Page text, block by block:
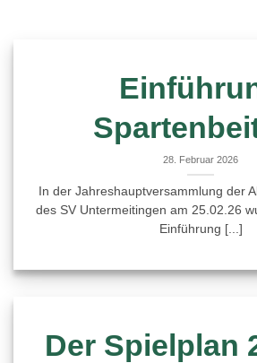
28. Februar 2026
In der Jahreshauptversammlung der
des SV Untermeitingen am 25.02.26
Einführung [...]
Der Spielplan